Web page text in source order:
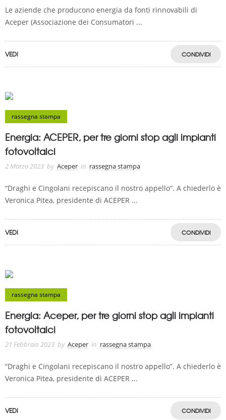
Le aziende che producono energia da fonti rinnovabili di
Aceper (Associazione dei Consumatori ...
VEDI CONDIVIDI
rassegna stampa
Energia: ACEPER, per tre giorni stop agli impianti
fotovoltaici
2 Marzo 2023 by Aceper in rassegna stampa
“Draghi e Cingolani recepiscano il nostro appello”. A chiederlo è
Veronica Pitea, presidente di ACEPER ...
VEDI CONDIVIDI
rassegna stampa
Energia: Aceper, per tre giorni stop agli impianti
fotovoltaici
21 Febbraio 2023 by Aceper in rassegna stampa
“Draghi e Cingolani recepiscano il nostro appello”. A chiederlo è
Veronica Pitea, presidente di ACEPER ...
VEDI CONDIVIDI